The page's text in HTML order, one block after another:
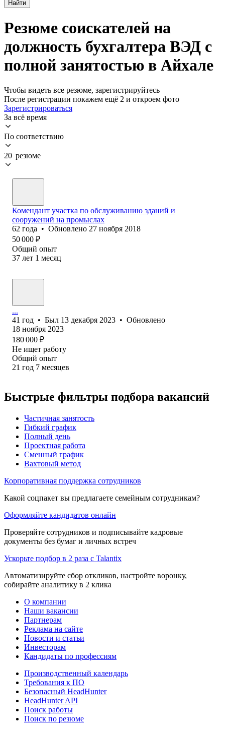
Найти
Резюме соискателей на
должность бухгалтера ВЭД с
полной занятостью в Айхале
Чтобы видеть все резюме, зарегистрируйтесь
После регистрации покажем ещё 2 и откроем фото
Зарегистрироваться
За всё время
По соответствию
20 резюме
Комендант участка по обслуживанию зданий и
сооружений на промыслах
62 года • Обновлено 27 ноября 2018
50 000 ₽
Общий опыт
37 лет 1 месяц
...
41 год • Был 13 декабря 2023 • Обновлено
18 ноября 2023
180 000 ₽
Не ищет работу
Общий опыт
21 год 7 месяцев
Быстрые фильтры подбора вакансий
Частичная занятость
Гибкий график
Полный день
Проектная работа
Сменный график
Вахтовый метод
Корпоративная поддержка сотрудников
Какой соцпакет вы предлагаете семейным сотрудникам?
Оформляйте кандидатов онлайн
Проверяйте сотрудников и подписывайте кадровые
документы без бумаг и личных встреч
Ускорьте подбор в 2 раза с Talantix
Автоматизируйте сбор откликов, настройте воронку,
собирайте аналитику в 2 клика
О компании
Наши вакансии
Партнерам
Реклама на сайте
Новости и статьи
Инвесторам
Кандидаты по профессиям
Производственный календарь
Требования к ПО
Безопасный HeadHunter
HeadHunter API
Поиск работы
Поиск по резюме